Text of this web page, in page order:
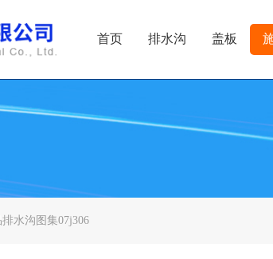
首页 排水沟 盖板
水沟图集07j306